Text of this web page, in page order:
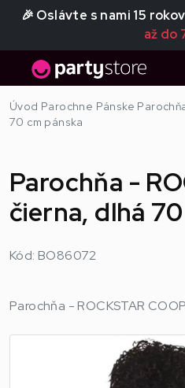
🎉 Oslávte s nami 15
až do
Úvod Parochne Pánske
70 cm pánska
Parochňa -
čierna, dlhá
Kód: BO86072
Parochňa - ROCKSTAR